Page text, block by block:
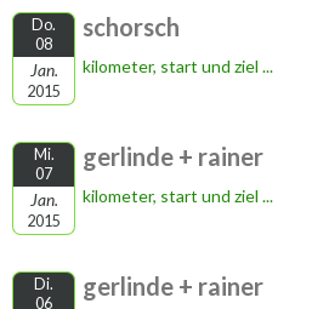
Do.
08
Jan.
2015
schorsch
kilometer, start und ziel ...
Mi.
07
Jan.
2015
gerlinde + rainer
kilometer, start und ziel ...
Di.
06
gerlinde + rainer